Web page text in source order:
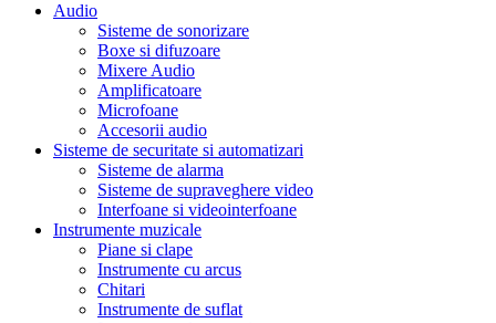
Audio
Sisteme de sonorizare
Boxe si difuzoare
Mixere Audio
Amplificatoare
Microfoane
Accesorii audio
Sisteme de securitate si automatizari
Sisteme de alarma
Sisteme de supraveghere video
Interfoane si videointerfoane
Instrumente muzicale
Piane si clape
Instrumente cu arcus
Chitari
Instrumente de suflat